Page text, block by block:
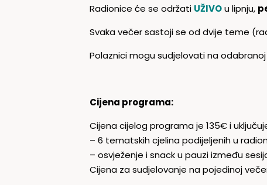
Radionice će se održati UŽIVOu lipnju,
Svaka večer sastoji se od dvije teme
Polaznici mogu sudjelovati na
Cijena programa:
Cijena cijelog programa je 135€ i
– 6 tematskih cjelina podijeljenih u
– osvježenje i snack u pauzi između
Cijena za sudjelovanje na pojedinoj